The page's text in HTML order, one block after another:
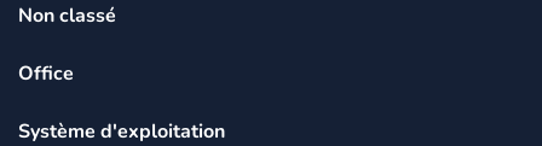
Non classé
Office
Système d'exploitation